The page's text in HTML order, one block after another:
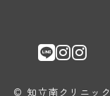
© 知立南クリニック